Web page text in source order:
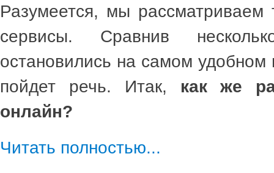
Разумеется, мы рассматриваем
сервисы. Сравнив
остановились на самом
пойдет речь. Итак, как же
онлайн?
Читать полностью...